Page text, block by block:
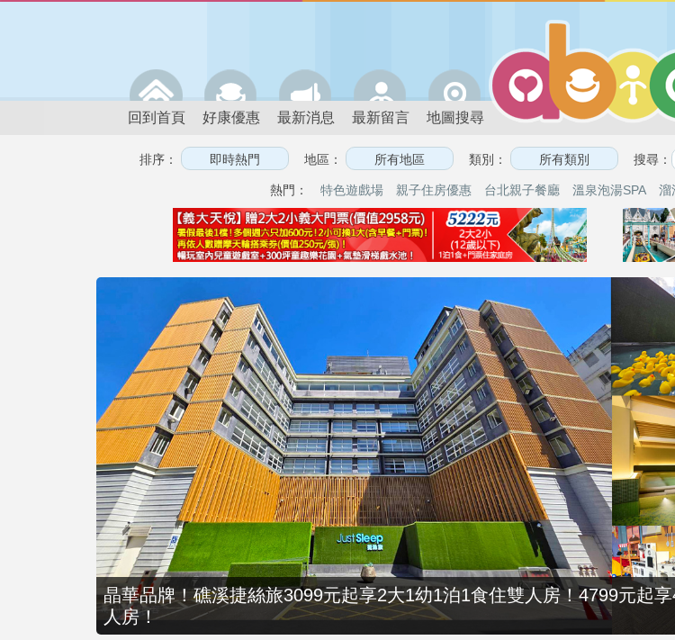
回到首頁 好康優惠 最新消息 最新留言 地圖搜尋
排序： 地區： 類別： 搜尋：
熱門： 特色遊戲場 親子住房優惠 台北親子餐廳 溫泉泡湯SPA 溜
晶華品牌！礁溪捷絲旅3099元起享2大1幼1泊1食住雙人房！4799元起
人房！